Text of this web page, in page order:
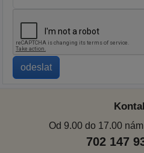
Od 9.00 do 17.00
702 147